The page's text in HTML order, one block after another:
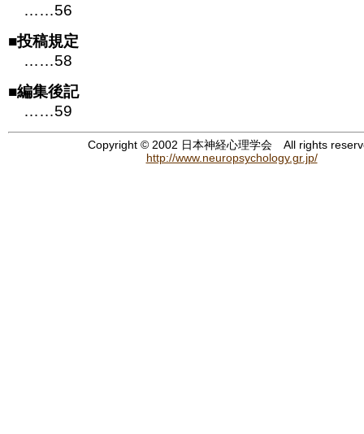
……56
■投稿規定
……58
■編集後記
……59
Copyright © 2002 日本神経心理学会 All rights
http://www.neuropsychology.gr.jp/